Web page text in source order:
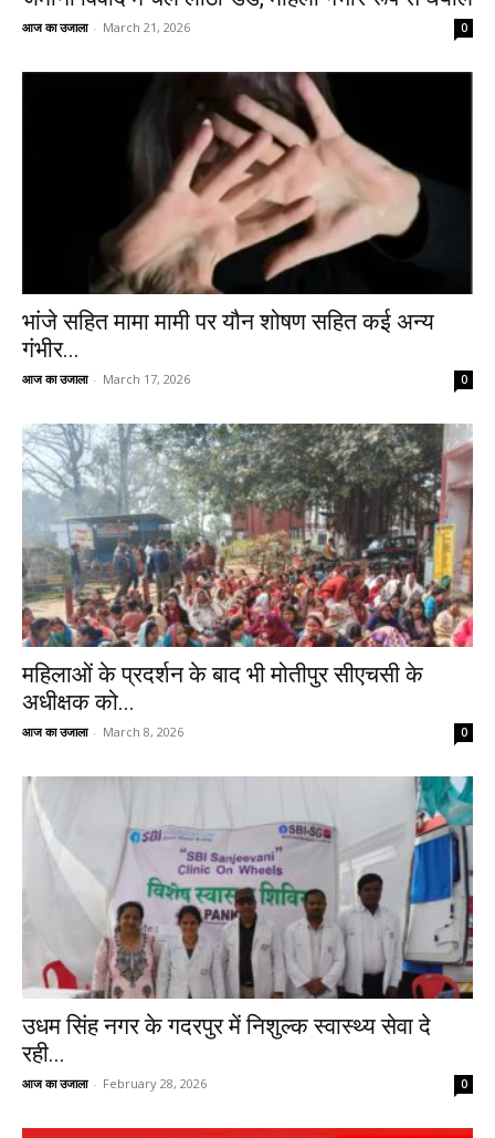
आज का उजाला - March 21, 2026 0
भांजे सहित मामा मामी पर यौन शोषण सहित कई अन्य
गंभीर...
आज का उजाला - March 17, 2026 0
महिलाओं के प्रदर्शन के बाद भी मोतीपुर सीएचसी के
अधीक्षक को...
आज का उजाला - March 8, 2026 0
उधम सिंह नगर के गदरपुर में निशुल्क स्वास्थ्य सेवा दे
रही...
आज का उजाला - February 28, 2026 0